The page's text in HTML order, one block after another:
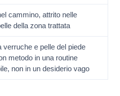
cammino, attrito nelle
della zona trattata
verruche e pelle del piede
metodo in una routine
non in un desiderio vago